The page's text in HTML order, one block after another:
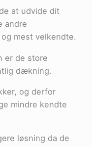
at udvide dit
andre
mest velkendte.
er de store
dækning.
og derfor
mindre kendte
løsning da de